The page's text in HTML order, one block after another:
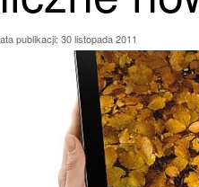
publikacji: 30 listopada 2011